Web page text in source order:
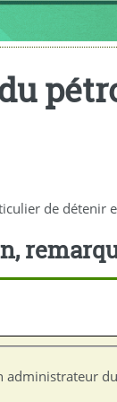
de détenir
administrateur